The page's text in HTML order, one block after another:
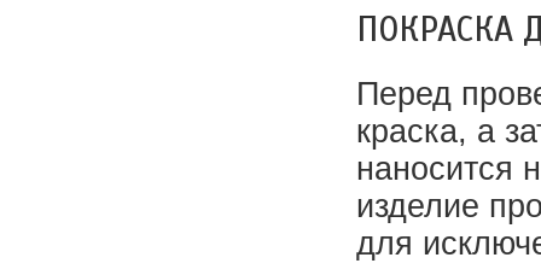
ПОКРАСКА
Перед
краска, а
наносится
изделие
для